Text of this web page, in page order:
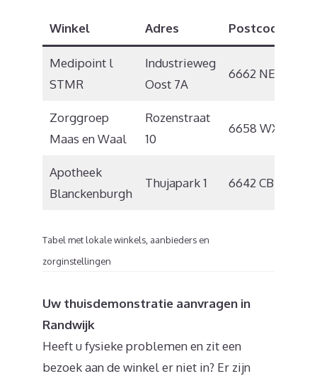
Winkel Adres Postcode
Medipoint l
STMR
Industrieweg
Oost 7A
6662 NE
Zorggroep
Maas en Waal
Rozenstraat
10
6658 WX
Apotheek
Blanckenburgh
Thujapark 1 6642 CB
Tabel met lokale winkels, aanbieders en
zorginstellingen
Uw thuisdemonstratie aanvragen in
Randwijk
Heeft u fysieke problemen en zit een
bezoek aan de winkel er niet in? Er zijn